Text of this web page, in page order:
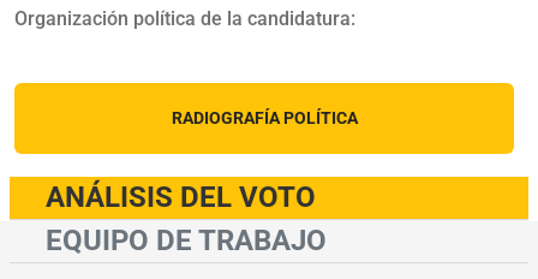
Organización política de la candidatura:
RADIOGRAFÍA POLÍTICA
ANÁLISIS DEL VOTO
EQUIPO DE TRABAJO